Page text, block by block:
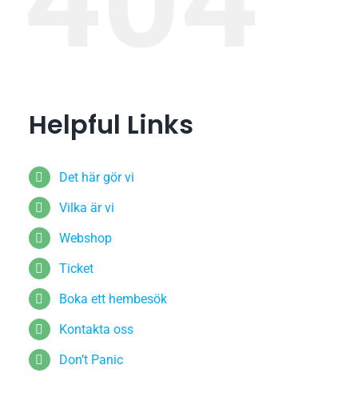
Helpful Links
Det här gör vi
Vilka är vi
Webshop
Ticket
Boka ett hembesök
Kontakta oss
Don’t Panic